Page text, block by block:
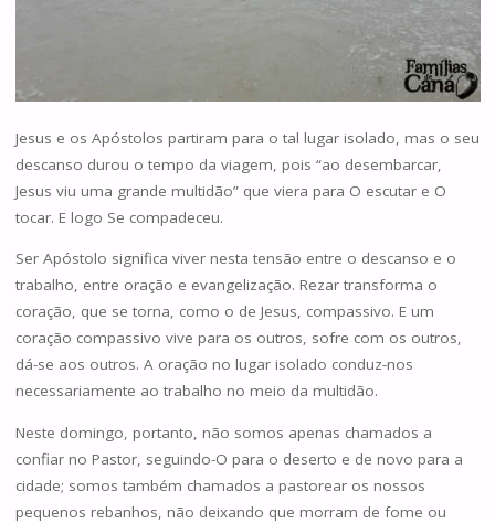
Jesus e os Apóstolos partiram para o tal lugar isolado, mas o seu
descanso durou o tempo da viagem, pois “ao desembarcar,
Jesus viu uma grande multidão” que viera para O escutar e O
tocar. E logo Se compadeceu.
Ser Apóstolo significa viver nesta tensão entre o descanso e o
trabalho, entre oração e evangelização. Rezar transforma o
coração, que se torna, como o de Jesus, compassivo. E um
coração compassivo vive para os outros, sofre com os outros,
dá-se aos outros. A oração no lugar isolado conduz-nos
necessariamente ao trabalho no meio da multidão.
Neste domingo, portanto, não somos apenas chamados a
confiar no Pastor, seguindo-O para o deserto e de novo para a
cidade; somos também chamados a pastorear os nossos
pequenos rebanhos, não deixando que morram de fome ou